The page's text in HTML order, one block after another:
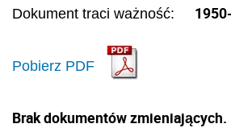
Dokument traci ważność:
Pobierz PDF
Brak dokumentów zmieniających.